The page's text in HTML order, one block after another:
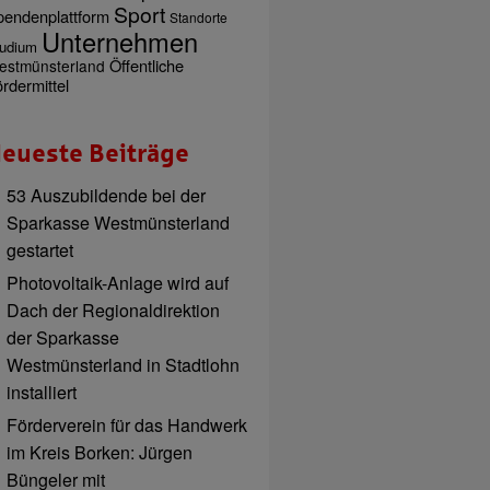
Sport Standorte
Unternehmen
Öffentliche
Beiträge
53 Auszubildende bei der
Sparkasse Westmünsterland
gestartet
Photovoltaik-Anlage wird auf
Dach der Regionaldirektion
der Sparkasse
Westmünsterland in Stadtlohn
installiert
Förderverein für das Handwerk
im Kreis Borken: Jürgen
Büngeler mit